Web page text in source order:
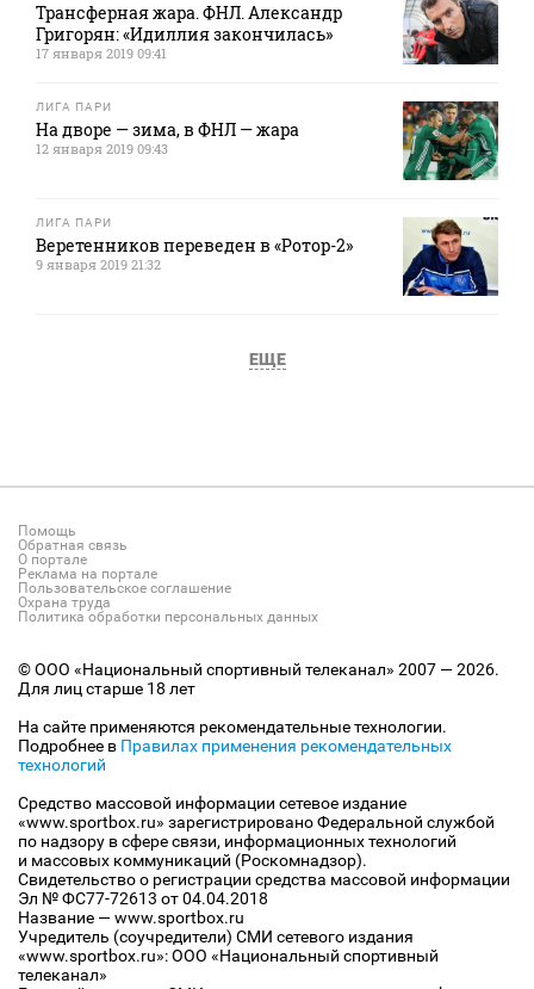
Трансферная жара. ФНЛ. Александр
Григорян: «Идиллия закончилась»
17 января 2019 09:41
ЛИГА ПАРИ
На дворе — зима, в ФНЛ — жара
12 января 2019 09:43
ЛИГА ПАРИ
Веретенников переведен в «Ротор-2»
9 января 2019 21:32
ЕЩЕ
Помощь
Обратная связь
О портале
Реклама на портале
Пользовательское соглашение
Охрана труда
Политика обработки персональных данных
© ООО «Национальный спортивный телеканал» 2007 — 2026.
Для лиц старше 18 лет
На сайте применяются рекомендательные технологии.
Подробнее в Правилах применения рекомендательных
технологий
Средство массовой информации сетевое издание
«www.sportbox.ru» зарегистрировано Федеральной службой
по надзору в сфере связи, информационных технологий
и массовых коммуникаций (Роскомнадзор).
Свидетельство о регистрации средства массовой информации
Эл № ФС77-72613 от 04.04.2018
Название — www.sportbox.ru
Учредитель (соучредители) СМИ сетевого издания
«www.sportbox.ru»: ООО «Национальный спортивный
телеканал»